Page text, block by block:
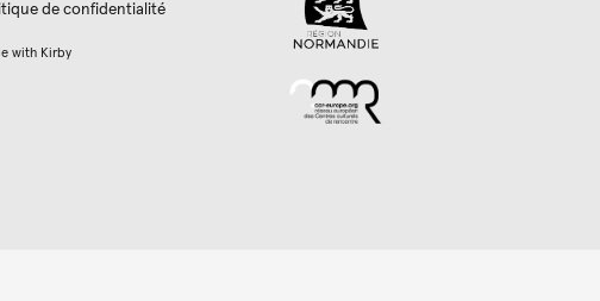
de confidentialité
with Kirby